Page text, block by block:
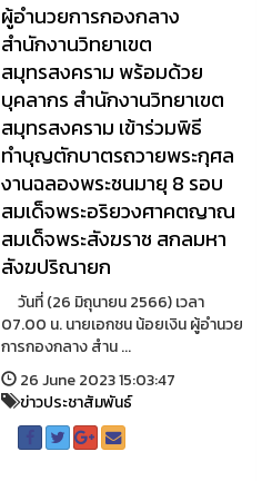
ผู้อำนวยการกองกลาง
สำนักงานวิทยาเขต
สมุทรสงคราม พร้อมด้วย
บุคลากร สำนักงานวิทยาเขต
สมุทรสงคราม เข้าร่วมพิธี
ทำบุญตักบาตรถวายพระกุศล
งานฉลองพระชนมายุ 8 รอบ
สมเด็จพระอริยวงศาคตญาณ
สมเด็จพระสังฆราช สกลมหา
สังฆปริณายก
วันที่ (26 มิถุนายน 2566) เวลา
07.00 น. นายเอกชน น้อยเงิน ผู้อำนวย
การกองกลาง สำน ...
26 June 2023 15:03:47
ข่าวประชาสัมพันธ์